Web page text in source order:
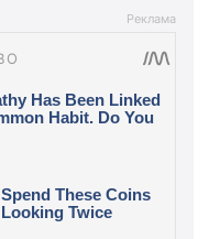
Реклама